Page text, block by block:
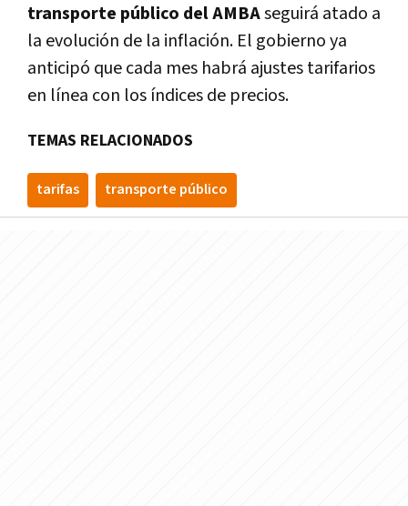
transporte público del AMBAseguirá atado a
la evolución de la inflación. El gobierno ya
anticipó que cada mes habrá ajustes tarifarios
en línea con los índices de precios.
TEMAS RELACIONADOS
tarifas transporte público